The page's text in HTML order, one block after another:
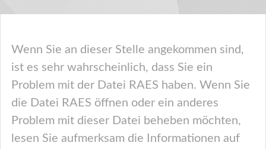
Wenn Sie an dieser Stelle angekommen sind,
ist es sehr wahrscheinlich, dass Sie ein
Problem mit der Datei RAES haben. Wenn Sie
die Datei RAES öffnen oder ein anderes
Problem mit dieser Datei beheben möchten,
lesen Sie aufmerksam die Informationen auf